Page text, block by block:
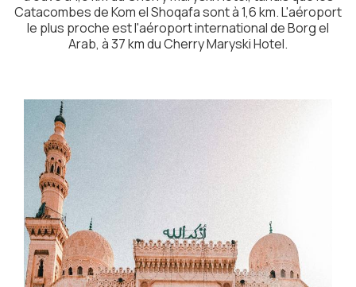
Catacombes de Kom el Shoqafa sont à 1,6 km. L'aéroport
le plus proche est l'aéroport international de Borg el
Arab, à 37 km du Cherry Maryski Hotel.